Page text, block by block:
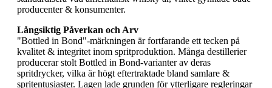
producenter & konsumenter.
Långsiktig Påverkan och Arv
"Bottled in Bond"-märkningen är fortfarande ett tecken på
kvalitet & integritet inom spritproduktion. Många destillerier
producerar stolt Bottled in Bond-varianter av deras
spritdrycker, vilka är högt eftertraktade bland samlare &
spritentusiaster. Lagen lade grunden för ytterligare regleringar